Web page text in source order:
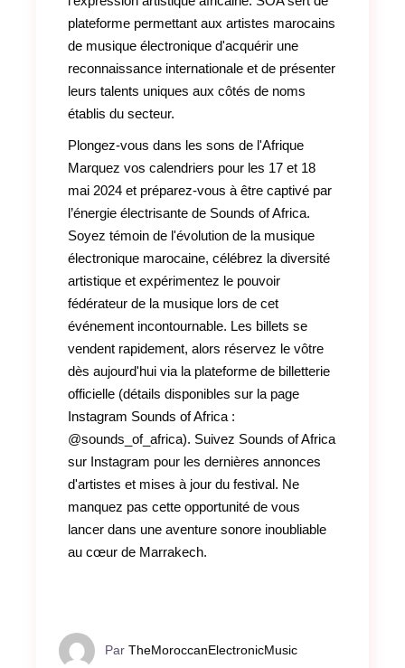
plateforme permettant aux artistes marocains
de musique électronique d'acquérir une
reconnaissance internationale et de présenter
leurs talents uniques aux côtés de noms
établis du secteur.
Plongez-vous dans les sons de l'Afrique
Marquez vos calendriers pour les 17 et 18
mai 2024 et préparez-vous à être captivé par
l’énergie électrisante de Sounds of Africa.
Soyez témoin de l'évolution de la musique
électronique marocaine, célébrez la diversité
artistique et expérimentez le pouvoir
fédérateur de la musique lors de cet
événement incontournable. Les billets se
vendent rapidement, alors réservez le vôtre
dès aujourd'hui via la plateforme de billetterie
officielle (détails disponibles sur la page
Instagram Sounds of Africa :
@sounds_of_africa). Suivez Sounds of Africa
sur Instagram pour les dernières annonces
d'artistes et mises à jour du festival. Ne
manquez pas cette opportunité de vous
lancer dans une aventure sonore inoubliable
au cœur de Marrakech.
Par TheMoroccanElectronicMusic